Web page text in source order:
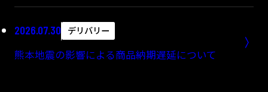
2026.07.30 デリバリー
熊本地震の影響による商品納期遅延について